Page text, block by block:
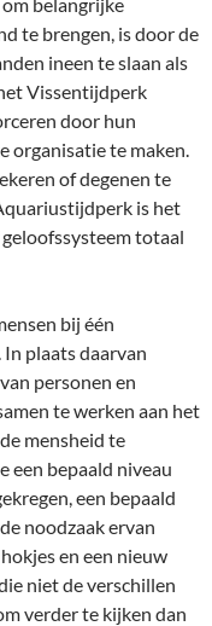
te brengen, is door de
ineen te slaan als
Vissentijdperk
door hun
organisatie te maken.
of degenen te
is het
totaal
bij één
plaats daarvan
personen en
te werken aan het
mensheid te
een bepaald niveau
een bepaald
noodzaak ervan
en een nieuw
niet de verschillen
verder te kijken dan